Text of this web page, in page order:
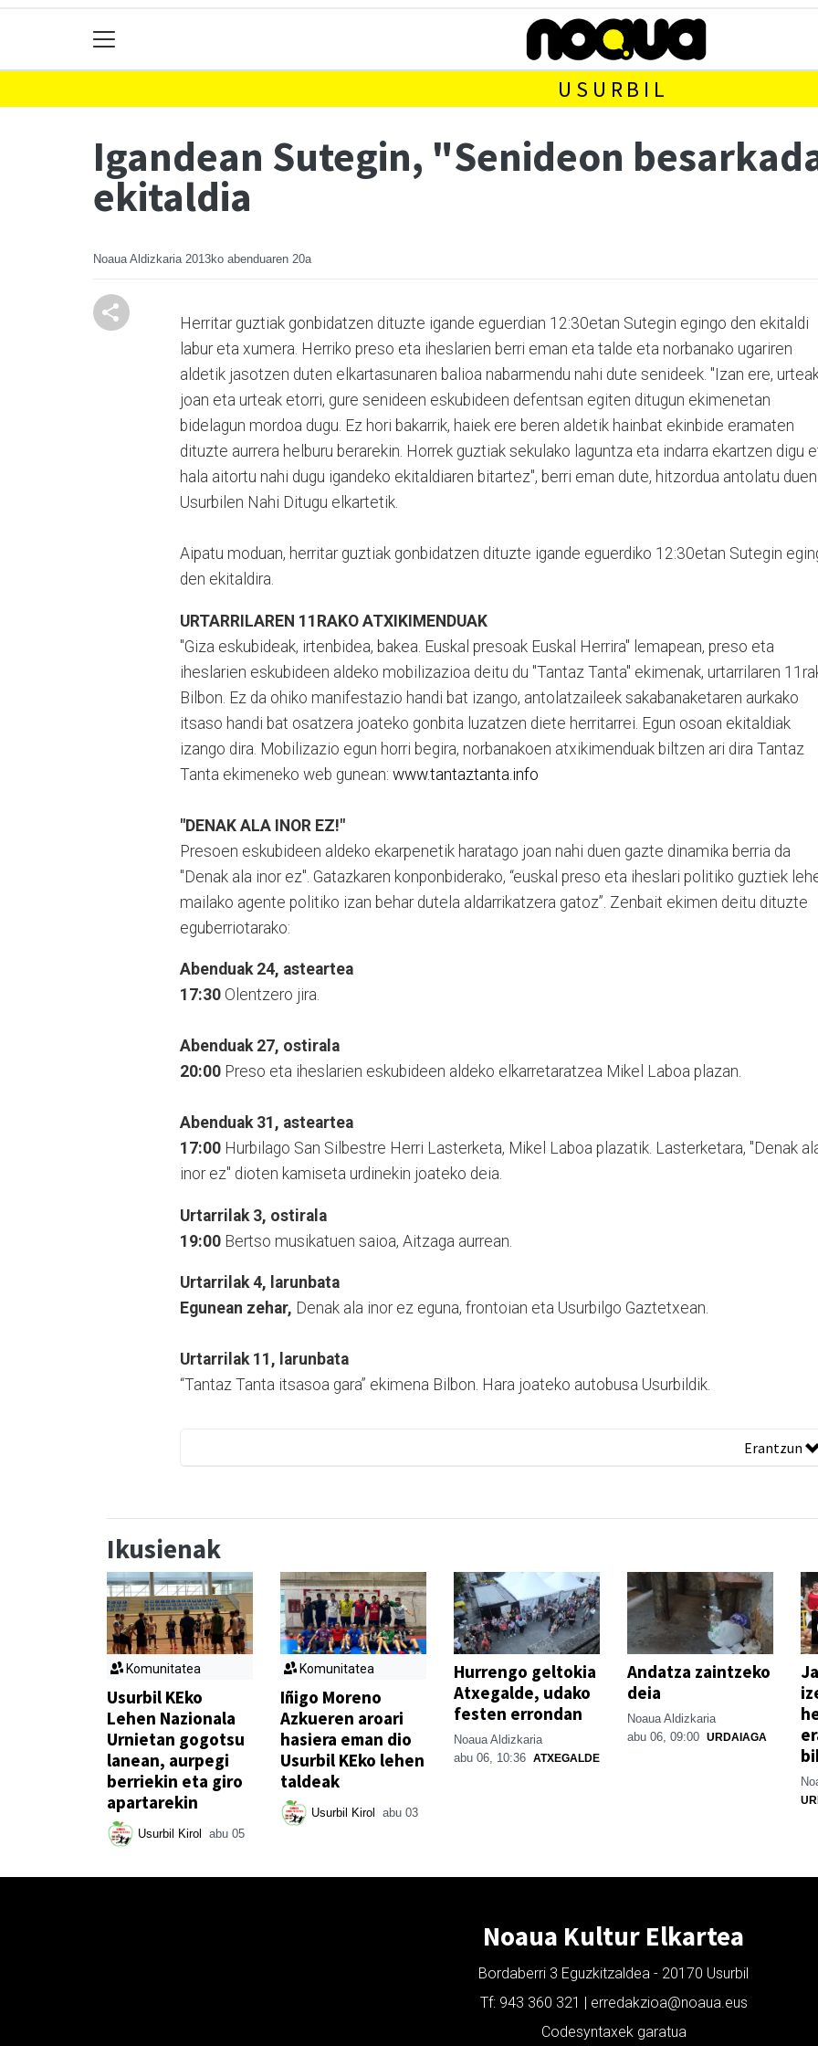
USURBIL
Igandean Sutegin, "Senideon
ekitaldia
Noaua Aldizkaria 2013ko abenduaren 20a
Herritar guztiak gonbidatzen dituzte igande eguerdian 12:30etan Sutegin egingo den ekitaldi
labur eta xumera. Herriko preso eta iheslarien berri eman eta talde eta norbanako ugariren
aldetik jasotzen duten elkartasunaren balioa nabarmendu nahi dute senideek. "Izan ere,
joan eta urteak etorri, gure senideen eskubideen defentsan egiten ditugun ekimenetan
bidelagun mordoa dugu. Ez hori bakarrik, haiek ere beren aldetik hainbat ekinbide eramaten
dituzte aurrera helburu berarekin. Horrek guztiak sekulako laguntza eta indarra ekartzen digu
hala aitortu nahi dugu igandeko ekitaldiaren bitartez", berri eman dute, hitzordua antolatu duen
Usurbilen Nahi Ditugu elkartetik.
Aipatu moduan, herritar guztiak gonbidatzen dituzte igande eguerdiko 12:30etan Sutegin
den ekitaldira.
URTARRILAREN 11RAKO ATXIKIMENDUAK
"Giza eskubideak, irtenbidea, bakea. Euskal presoak Euskal Herrira" lemapean, preso eta
iheslarien eskubideen aldeko mobilizazioa deitu du "Tantaz Tanta" ekimenak, urtarrilaren
Bilbon. Ez da ohiko manifestazio handi bat izango, antolatzaileek sakabanaketaren aurkako
itsaso handi bat osatzera joateko gonbita luzatzen diete herritarrei. Egun osoan ekitaldiak
izango dira. Mobilizazio egun horri begira, norbanakoen atxikimenduak biltzen ari dira Tantaz
Tanta ekimeneko web gunean: www.tantaztanta.info
"DENAK ALA INOR EZ!"
Presoen eskubideen aldeko ekarpenetik haratago joan nahi duen gazte dinamika berria da
"Denak ala inor ez". Gatazkaren konponbiderako, “euskal preso eta iheslari politiko guztiek
mailako agente politiko izan behar dutela aldarrikatzera gatoz”. Zenbait ekimen deitu dituzte
eguberriotarako:
Abenduak 24, asteartea
17:30 Olentzero jira.
Abenduak 27, ostirala
20:00 Preso eta iheslarien eskubideen aldeko elkarretaratzea Mikel Laboa plazan.
Abenduak 31, asteartea
17:00 Hurbilago San Silbestre Herri Lasterketa, Mikel Laboa plazatik. Lasterketara, "Denak
inor ez" dioten kamiseta urdinekin joateko deia.
Urtarrilak 3, ostirala
19:00 Bertso musikatuen saioa, Aitzaga aurrean.
Urtarrilak 4, larunbata
Egunean zehar, Denak ala inor ez eguna, frontoian eta Usurbilgo Gaztetxean.
Urtarrilak 11, larunbata
“Tantaz Tanta itsasoa gara” ekimena Bilbon. Hara joateko autobusa Usurbildik.
Erantzun
Ikusienak
Komunitatea
Usurbil KEko
Lehen Nazionala
Urnietan gogotsu
lanean, aurpegi
berriekin eta giro
apartarekin
Usurbil Kirol abu 05
Komunitatea
Iñigo Moreno
Azkueren aroari
hasiera eman dio
Usurbil KEko lehen
taldeak
Usurbil Kirol abu 03
Hurrengo geltokia
Atxegalde, udako
festen errondan
Noaua Aldizkaria
abu 06, 10:36 ATXEGALDE
Andatza zaintzeko
deia
Noaua Aldizkaria
abu 06, 09:00 URDAIAGA
Noaua Kultur Elkartea
Bordaberri 3 Eguzkitzaldea - 20170 Usurbil
Tf: 943 360 321 | erredakzioa@noaua.eus
Codesyntaxek garatua